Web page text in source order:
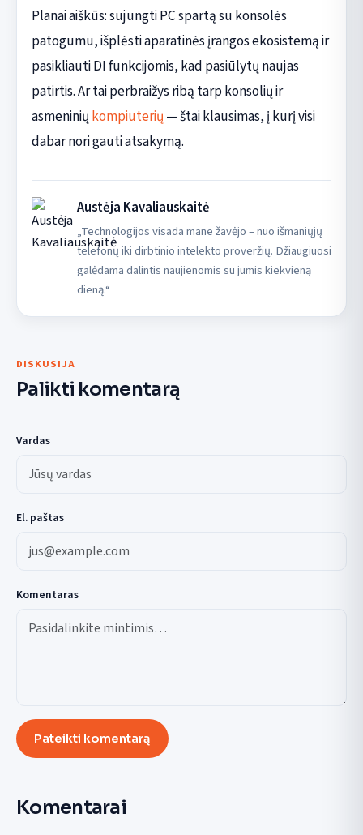
Planai aiškūs: sujungti PC spartą su konsolės
patogumu, išplėsti aparatinės įrangos ekosistemą ir
pasikliauti DI funkcijomis, kad pasiūlytų naujas
patirtis. Ar tai perbraižys ribą tarp konsolių ir
asmeninių kompiuterių — štai klausimas, į kurį visi
dabar nori gauti atsakymą.
Austėja Kavaliauskaitė
„Technologijos visada mane žavėjo – nuo išmaniųjų
telefonų iki dirbtinio intelekto proveržių. Džiaugiuosi
galėdama dalintis naujienomis su jumis kiekvieną
dieną.“
DISKUSIJA
Palikti komentarą
Vardas
El. paštas
Komentaras
Pateikti komentarą
Komentarai